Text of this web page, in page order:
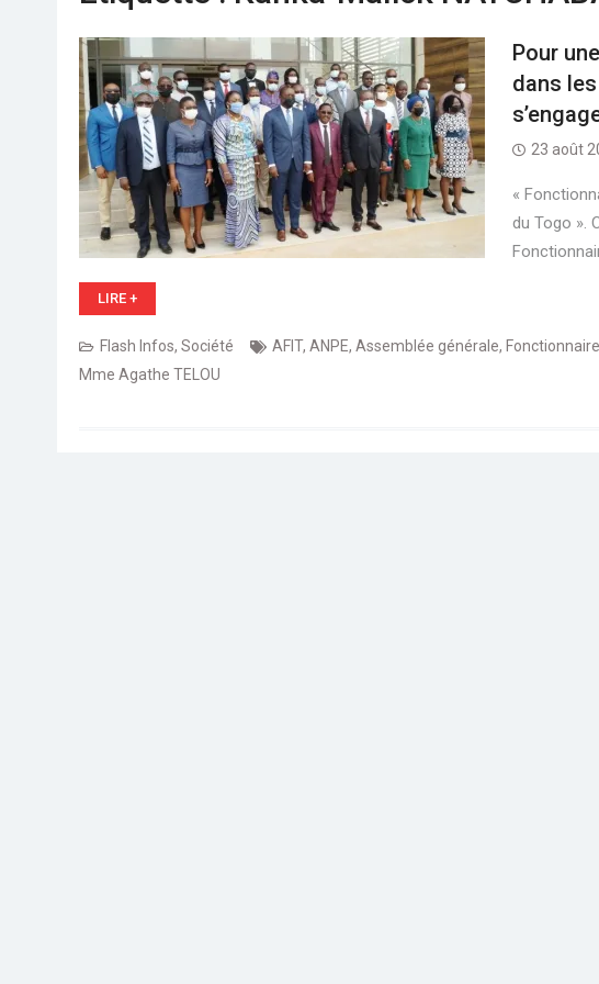
suspensions disproportionnées et
arbitraires de deux publications.
Togo: Le conseil des ministres adopte le
projet de loi de finances rectificative
exercice 2021
Pour
dans
23 août
«
du Togo ».
LIRE +
Flash Infos, Société AFIT, ANPE, Assemblée générale,
Mme Agathe TELOU